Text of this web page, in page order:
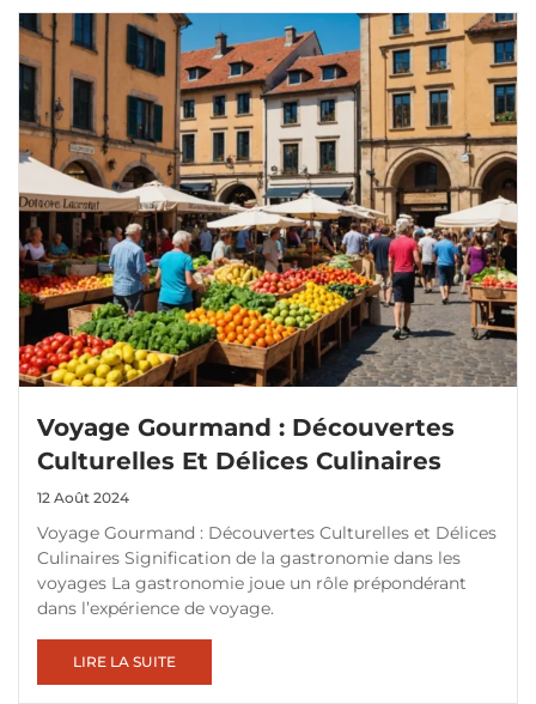
Voyage Gourmand : Découvertes
Culturelles Et Délices Culinaires
12 Août 2024
Voyage Gourmand : Découvertes Culturelles et Délices
Culinaires Signification de la gastronomie dans les
voyages La gastronomie joue un rôle prépondérant
dans l’expérience de voyage.
LIRE LA SUITE